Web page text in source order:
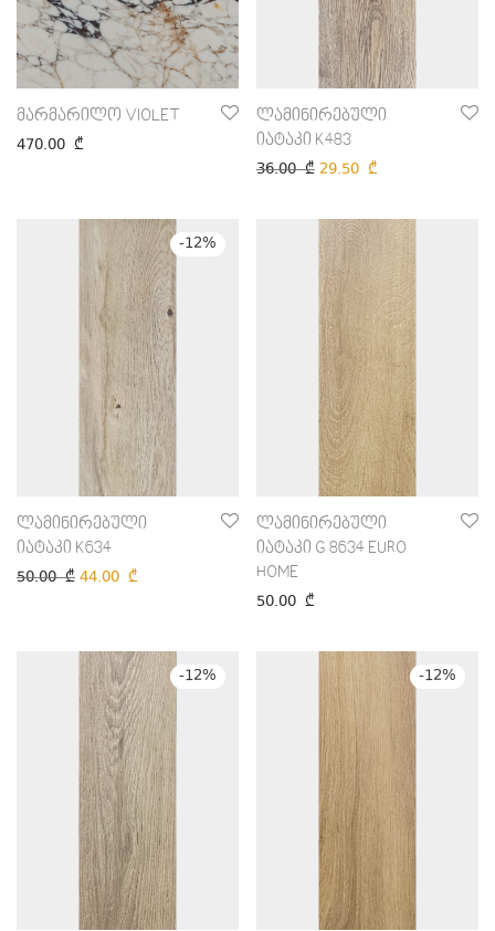
მარმარილო VIOLET
470.00 ₾
ლამინირებული
იატაკი K483
36.00₾ 29.50 ₾
-12%
ლამინირებული
იატაკი K634
50.00₾ 44.00 ₾
ლამინირებული
იატაკი G 8634 EURO
HOME
50.00 ₾
-12% -12%